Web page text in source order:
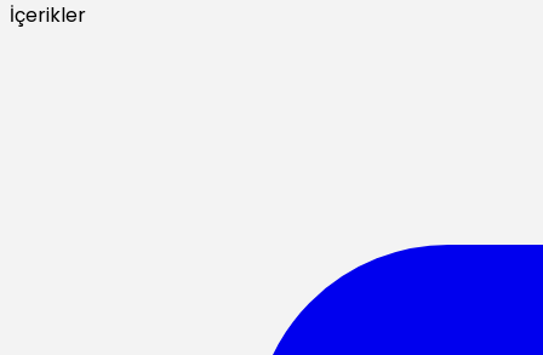
İçerikler